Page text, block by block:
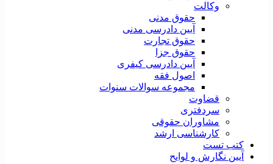
وکالت
حقوق مدنی
آیین دادرسی مدنی
حقوق تجارت
حقوق جزا
آیین دادرسی کیفری
اصول فقه
مجموعه سوالات سنوات
قضاوت
سردفتری
مشاوران حقوقی
کارشناسی ارشد
کتب تست
آیین نگارش و لوایح